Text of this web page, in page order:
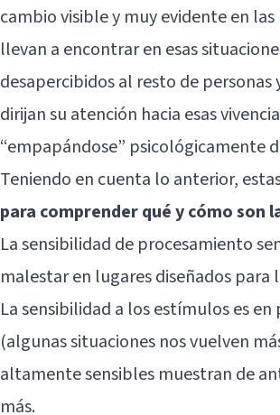
cambio visible y muy evidente en
llevan a encontrar en esas
desapercibidos al resto de
dirijan su atención hacia esas
“empapándose” psicológicamente
Teniendo en cuenta lo anterior,
para comprender qué y cómo son
La sensibilidad de procesamiento
malestar en lugares diseñados
La sensibilidad a los estímulos es
(algunas situaciones nos vuelven
altamente sensibles muestran de
más.